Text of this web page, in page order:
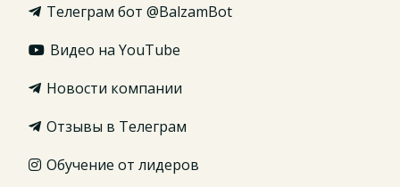
Телеграм бот @BalzamBot
Видео на YouTube
Новости компании
Отзывы в Телеграм
Обучение от лидеров